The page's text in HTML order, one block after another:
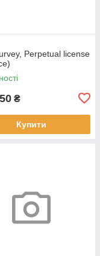
Perpetual license
₴
Купити